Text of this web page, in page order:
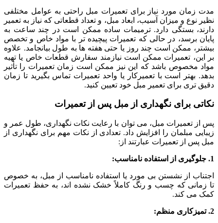
مدت زمان مورد نیاز برای تعمیرات مبل راحتی به عوامل مختلفی
نظیر نوع و میزان آسیب، ابعاد مبل، و تعداد قطعاتی که نیاز به تعمیر
دارند، بستگی دارد. ترمیمات ساده ممکن است در چند ساعت به
پایان برسد، در حالی که تعمیرات پیچیده ‌تر با مواد خاص و تخصص
بیشتر، ممکن است چند روز یا حتی هفته ‌ها به طول بیانجامد. علاوه
بر این، تعمیرات ممکن است نیازمند سفارش قطعات خاص یا تهیه
مواد مخصوص باشد که این نیز ممکن است زمان تعمیرات را تأثیر
بدهد. بهتر است با تعمیرکار یا واحد تعمیرات تماس بگیرید تا زمان
دقیق‌ تری برای تعمیر مبل خود تعیین کنید.
نکاتی برای نگهداری از مبل پس از تعمیرات
پس از تعمیرات مبل، می ‌توان با رعایت نکات نگهداری، طول عمر و
زیبایی مبلمان را افزایش داد. تعدادی از نکات مهم برای نگهداری از
مبل پس از تعمیرات عبارتند از:
1. جلوگیری از استفاده نامناسب:
اجتناب از نشستن بی ‌مورد یا استفاده نامناسب از مبل، به خصوص
تا زمانی که چسب و رنگ کاملاً خشک نشده ‌اند، به حفظ تعمیرات
کمک می‌ کند.
2. تمیزکاری منظم: